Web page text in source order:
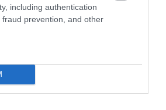
including authentication
prevention, and other